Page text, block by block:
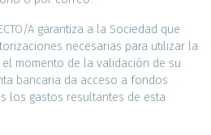
A garantiza a la Sociedad que
necesarias para utilizar la
momento de la validación de su
bancaria da acceso a fondos
los gastos resultantes de esta